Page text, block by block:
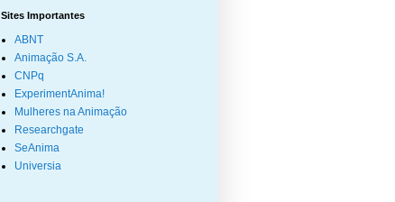
Sites Importantes
ABNT
Animação S.A.
CNPq
ExperimentAnima!
Mulheres na Animação
Researchgate
SeAnima
Universia